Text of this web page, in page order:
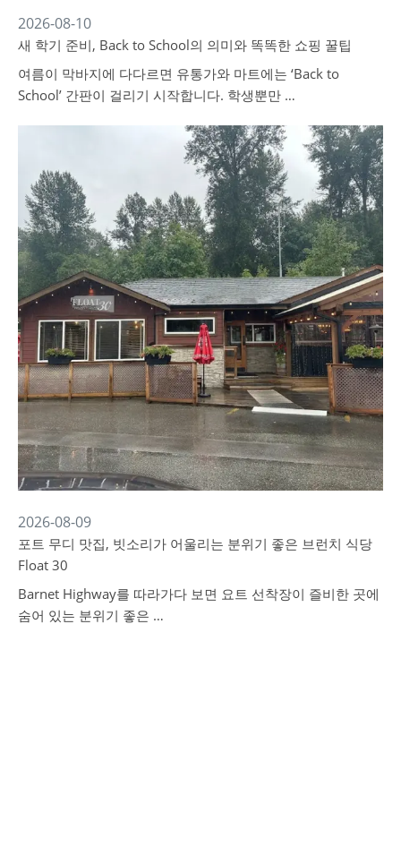
2026-08-10
새 학기 준비, Back to School의 의미와 똑똑한 쇼핑 꿀팁
여름이 막바지에 다다르면 유통가와 마트에는 ‘Back to
School’ 간판이 걸리기 시작합니다. 학생뿐만 …
2026-08-09
포트 무디 맛집, 빗소리가 어울리는 분위기 좋은 브런치 식당
Float 30
Barnet Highway를 따라가다 보면 요트 선착장이 즐비한 곳에
숨어 있는 분위기 좋은 …